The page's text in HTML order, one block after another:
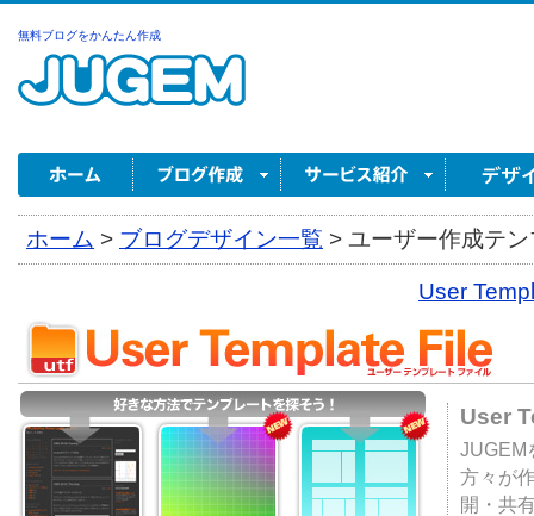
無料ブログをかんたん作成
ホーム > ブログデザイン一覧 > ユーザー作成テ
User
User
JUGEM
方々が
開・共